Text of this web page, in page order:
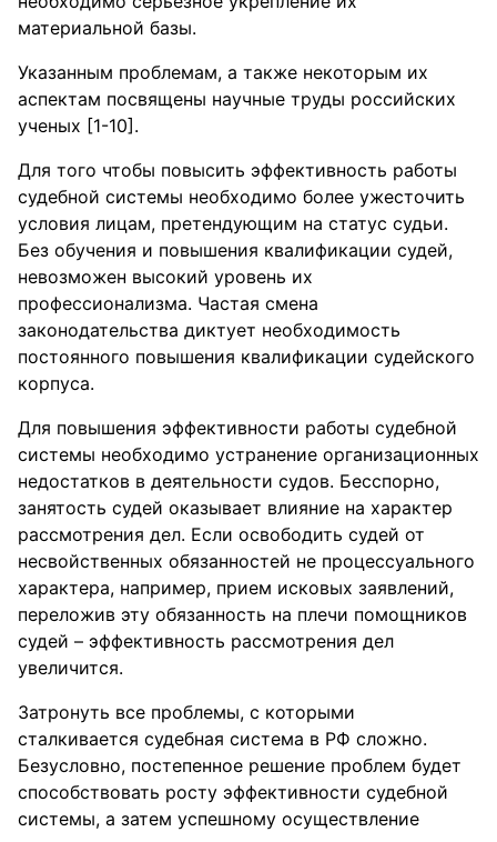
материальной базы.
Указанным проблемам, а также некоторым их
аспектам посвящены научные труды российских
ученых [1-10].
Для того чтобы повысить эффективность работы
судебной системы необходимо более ужесточить
условия лицам, претендующим на статус судьи.
Без обучения и повышения квалификации судей,
невозможен высокий уровень их
профессионализма. Частая смена
законодательства диктует необходимость
постоянного повышения квалификации судейского
корпуса.
Для повышения эффективности работы судебной
системы необходимо устранение организационных
недостатков в деятельности судов. Бесспорно,
занятость судей оказывает влияние на характер
рассмотрения дел. Если освободить судей от
несвойственных обязанностей не процессуального
характера, например, прием исковых заявлений,
переложив эту обязанность на плечи помощников
судей – эффективность рассмотрения дел
увеличится.
Затронуть все проблемы, с которыми
сталкивается судебная система в РФ сложно.
Безусловно, постепенное решение проблем будет
способствовать росту эффективности судебной
системы, а затем успешному осуществление